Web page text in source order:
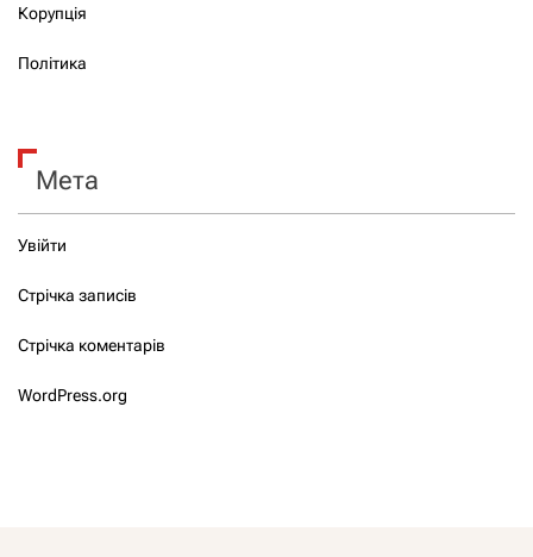
Корупція
Політика
Мета
Увійти
Стрічка записів
Стрічка коментарів
WordPress.org